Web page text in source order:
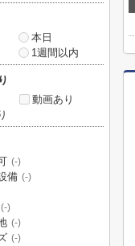
本日
1週間以内
動画あり
(-)
備 (-)
(-)
(-)
(-)